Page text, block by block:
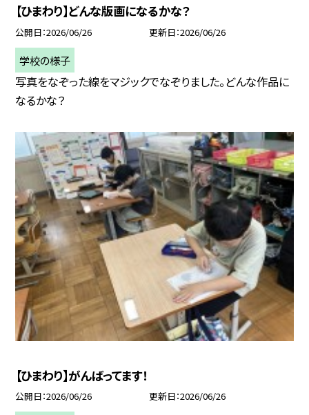
【ひまわり】どんな版画になるかな？
公開日 2026/06/26 更新日 2026/06/26
学校の様子
写真をなぞった線をマジックでなぞりました。どんな作品に
なるかな？
【ひまわり】がんばってます！
公開日 2026/06/26 更新日 2026/06/26